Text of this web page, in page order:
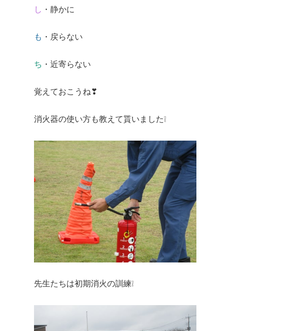
し ・静かに
も ・戻らない
ち ・近寄らない
覚えておこうね❣
消火器の使い方も教えて貰いました❕
先生たちは初期消火の訓練❕